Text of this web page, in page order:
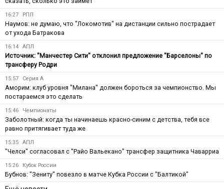
16:27 РПЛ
Наумов: не думаю, что "Локомотив" на дистанции сильно пострадает
от ухода Батракова
16:14 АПЛ
Источник: "Манчестер Сити" отклонил предложение "Барселоны" по
трансферу Родри
15:57 Серия А
Аморим: клуб уровня "Милана" должен бороться за чемпионство. Мы
постараемся это сделать
15:46 Чемпионаты
Заболотный: когда ты начинаешь красно-синим с детства, тебя все
равно притягивает туда же
15:35 АПЛ
"Челси" согласовал с "Райо Вальекано" трансфер защитника Чаварриа
15:26 Кубок России
Бубнов: "Зениту" повезло в матче Кубка России с "Балтикой"